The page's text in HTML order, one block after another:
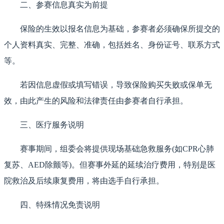
二、参赛信息真实为前提
保险的生效以报名信息为基础，参赛者必须确保所提交的
个人资料真实、完整、准确，包括姓名、身份证号、联系方式
等。
若因信息虚假或填写错误，导致保险购买失败或保单无
效，由此产生的风险和法律责任由参赛者自行承担。
三、医疗服务说明
赛事期间，组委会将提供现场基础急救服务(如CPR心肺
复苏、AED除颤等)。但赛事外延的延续治疗费用，特别是医
院救治及后续康复费用，将由选手自行承担。
四、特殊情况免责说明